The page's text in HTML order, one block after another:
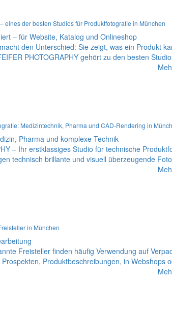
eines der besten Studios für Produktfotografie in München
– für Website, Katalog und Onlineshop
den Unterschied: Sie zeigt, was ein Produkt
PHOTOGRAPHY gehört zu den besten
Medizintechnik, Pharma und CAD-Rendering in
Pharma und komplexe Technik
– Ihr erstklassiges Studio für technische
technisch brillante und visuell überzeugende
in München
Freisteller finden häufig Verwendung auf
Produktbeschreibungen, in Webshops